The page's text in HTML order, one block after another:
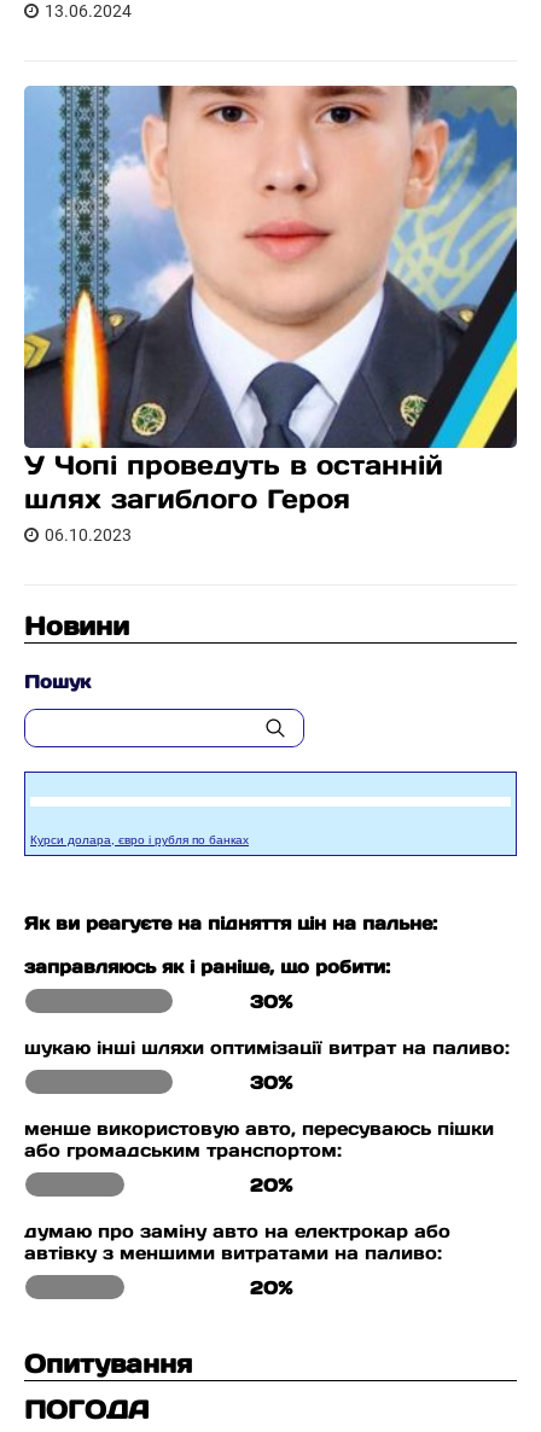
13.06.2024
У Чопі проведуть в останній
шлях загиблого Героя
06.10.2023
Новини
Пошук
Курси долара, євро і рубля по банках
Як ви реагуєте на підняття цін на пальне:
заправляюсь як і раніше, що робити:
30%
шукаю інші шляхи оптимізації витрат на паливо:
30%
менше використовую авто, пересуваюсь пішки
або громадським транспортом:
20%
думаю про заміну авто на електрокар або
автівку з меншими витратами на паливо:
20%
Опитування
ПОГОДА